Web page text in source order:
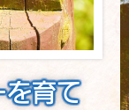
を育て